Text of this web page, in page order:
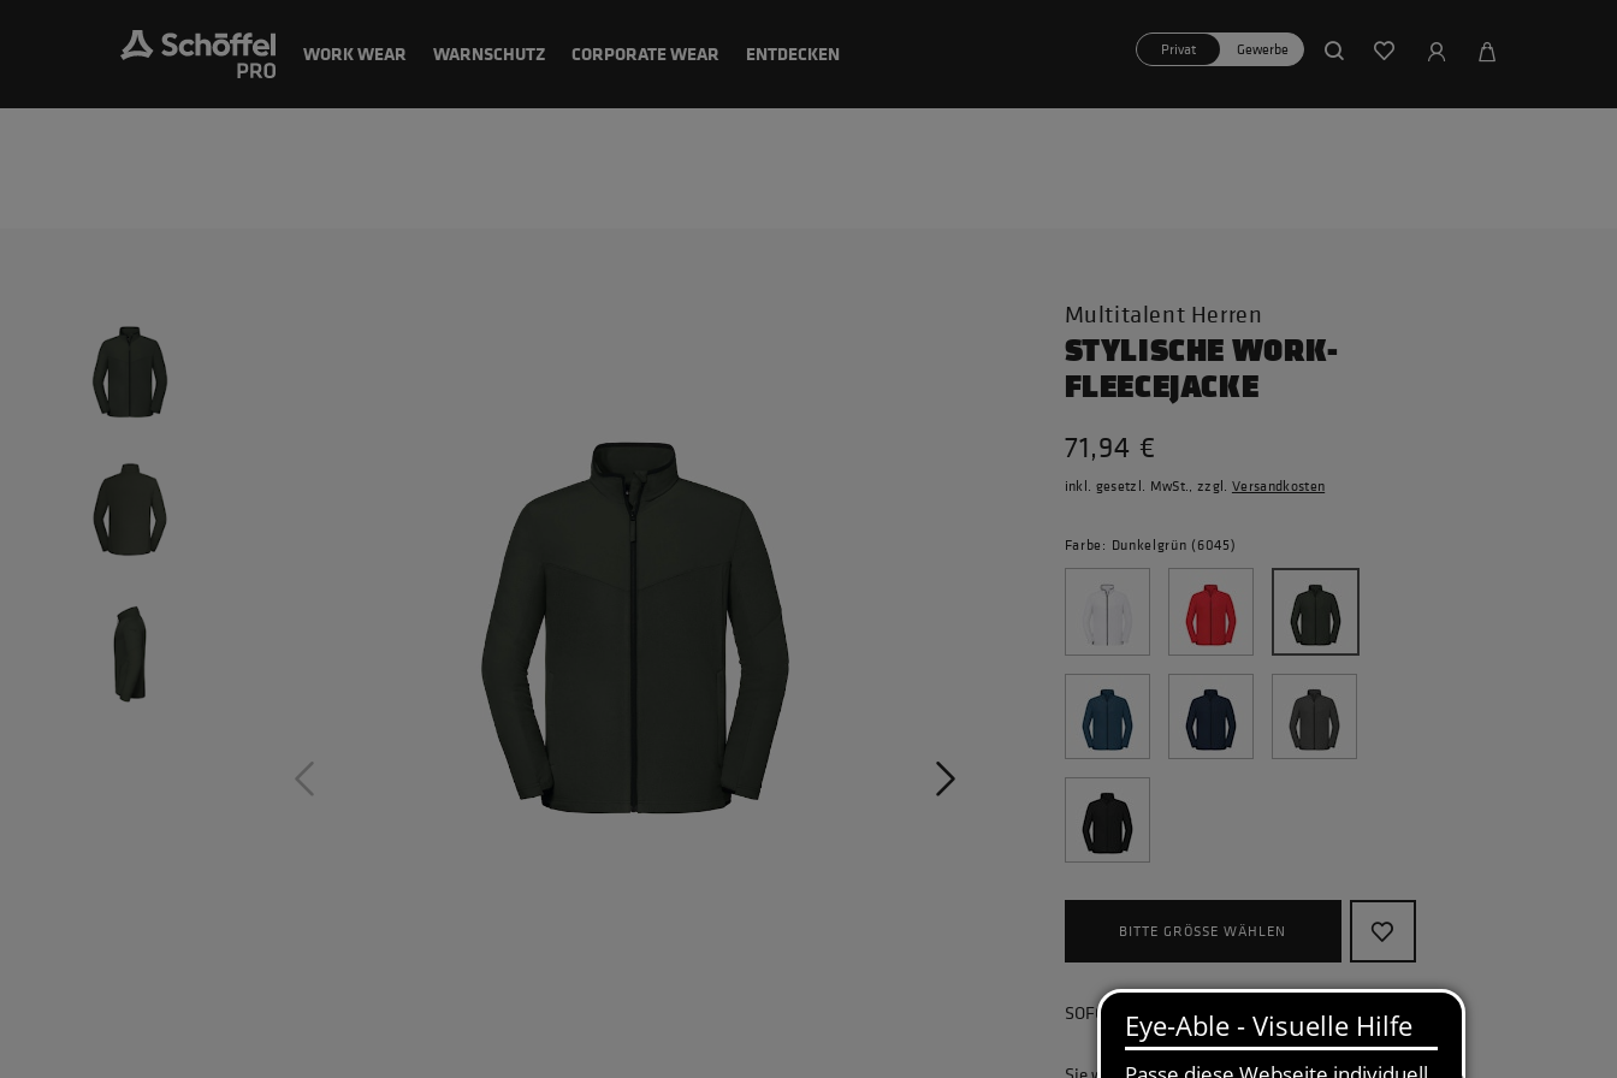
WORK WEAR WARNSCHUTZ CORPORATE WEAR ENTDECKEN Privat Gewerbe
Multitalent Herren
STYLISCHE WORK-
FLEECEJACKE
71,94 €
inkl. gesetzl. MwSt., zzgl. Versandkosten
Farbe: Dunkelgrün (6045)
BITTE GRÖSSE WÄHLEN
SOFORT lieferbar, kostenlose Retoure